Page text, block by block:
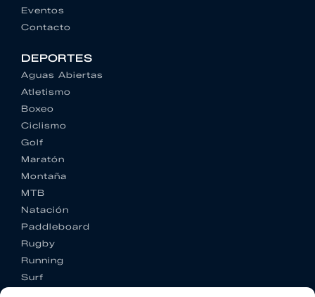
Eventos
Contacto
DEPORTES
Aguas Abiertas
Atletismo
Boxeo
Ciclismo
Golf
Maratón
Montaña
MTB
Natación
Paddleboard
Rugby
Running
Surf